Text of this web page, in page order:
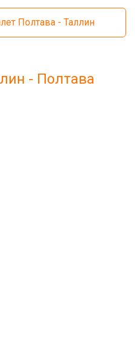
Полтава - Таллин
- Полтава